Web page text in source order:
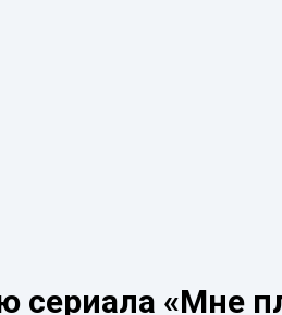
сериала «Мне